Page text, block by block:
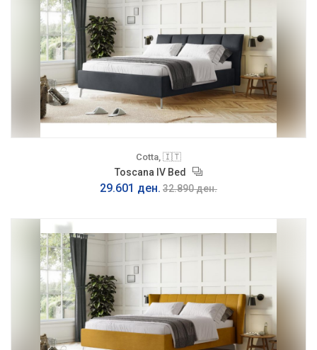
Cotta, 🇮🇹
Toscana IV Bed
29.601 ден. 32.890 ден.